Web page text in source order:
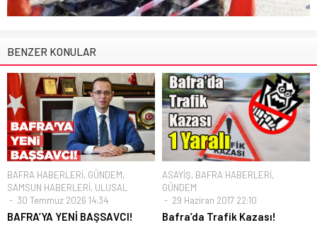
BENZER KONULAR
BAFRA HABERLERİ, GÜNDEM,
SAMSUN HABERLERİ, ULUSAL
30 Temmuz 2026 14:34
BAFRA’YA YENİ BAŞSAVCI!
ASAYİŞ, BAFRA HABERLERİ,
GÜNDEM
29 Haziran 2017 22:10
Bafra’da Trafik Kazası!